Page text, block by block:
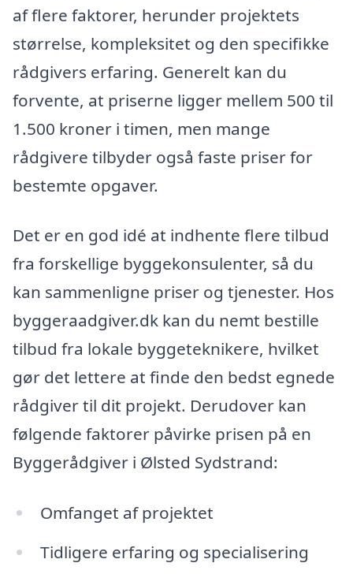
af flere faktorer, herunder projektets
størrelse, kompleksitet og den specifikke
rådgivers erfaring. Generelt kan du
forvente, at priserne ligger mellem 500 til
1.500 kroner i timen, men mange
rådgivere tilbyder også faste priser for
bestemte opgaver.
Det er en god idé at indhente flere tilbud
fra forskellige byggekonsulenter, så du
kan sammenligne priser og tjenester. Hos
byggeraadgiver.dk kan du nemt bestille
tilbud fra lokale byggeteknikere, hvilket
gør det lettere at finde den bedst egnede
rådgiver til dit projekt. Derudover kan
følgende faktorer påvirke prisen på en
Byggerådgiver i Ølsted Sydstrand:
Omfanget af projektet
Tidligere erfaring og specialisering